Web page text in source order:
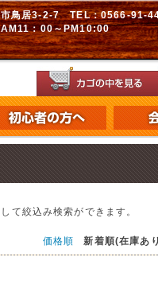
市鳥居3-2-7 TEL：0566-
：00～PM10:00
て絞込み検索ができます。
価格順 新着順(在庫あ